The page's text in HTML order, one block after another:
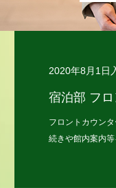
2020年8月1日
宿泊部 フ
フロントカウン
続きや館内案内等